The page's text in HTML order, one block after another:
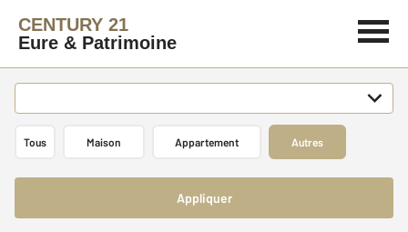
CENTURY 21
Eure & Patrimoine
Tous Maison Appartement Autres
Appliquer